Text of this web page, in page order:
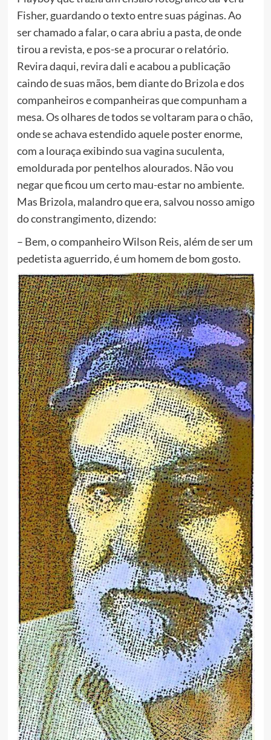
Fisher, guardando o texto entre suas páginas. Ao
ser chamado a falar, o cara abriu a pasta, de onde
tirou a revista, e pos-se a procurar o relatório.
Revira daqui, revira dali e acabou a publicação
caindo de suas mãos, bem diante do Brizola e dos
companheiros e companheiras que compunham a
mesa. Os olhares de todos se voltaram para o chão,
onde se achava estendido aquele poster enorme,
com a louraça exibindo sua vagina suculenta,
emoldurada por pentelhos alourados. Não vou
negar que ficou um certo mau-estar no ambiente.
Mas Brizola, malandro que era, salvou nosso amigo
do constrangimento, dizendo:
– Bem, o companheiro Wilson Reis, além de ser um
pedetista aguerrido, é um homem de bom gosto.